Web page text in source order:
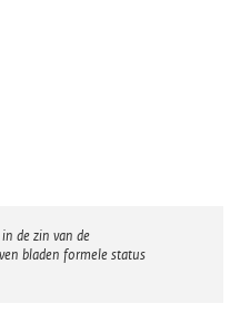
de zin van de
bladen formele status